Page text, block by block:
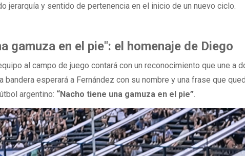
jerarquía y sentido de pertenencia en el inicio de un nuevo ciclo
gamuza en el pie": el homenaje de Diego
al campo de juego contará con un reconocimiento que une a
bandera esperará a Fernández con su nombre y una frase que
argentino: “Nacho tiene una gamuza en el pie”.